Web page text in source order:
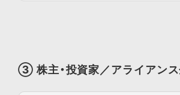
③ 株主・投資家／アライアン